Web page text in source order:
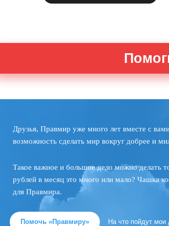
Друзья, Правмир уже много лет вместе с
возможность сделать мир вокруг добрее и
Такое важное и большое дело можно делать
рублей в месяц это много или мало? Чашка
для Правмира.
Помочь «Правмиру» На что пойдут мои